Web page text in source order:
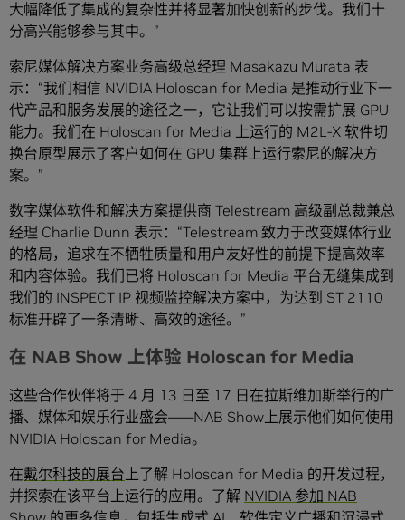
大幅降低了集成的复杂性并将显著加快创新的步伐。我们十
分高兴能够参与其中。”
索尼媒体解决方案业务高级总经理 Masakazu Murata 表
示：“我们相信 NVIDIA Holoscan for Media 是推动行业下一
代产品和服务发展的途径之一，它让我们可以按需扩展 GPU
能力。我们在 Holoscan for Media 上运行的 M2L-X 软件切
换台原型展示了客户如何在 GPU 集群上运行索尼的解决方
案。”
数字媒体软件和解决方案提供商 Telestream 高级副总裁兼总
经理 Charlie Dunn 表示：“Telestream 致力于改变媒体行业
的格局，追求在不牺牲质量和用户友好性的前提下提高效率
和内容体验。我们已将 Holoscan for Media 平台无缝集成到
我们的 INSPECT IP 视频监控解决方案中，为达到 ST 2110
标准开辟了一条清晰、高效的途径。”
在 NAB Show 上体验 Holoscan for Media
这些合作伙伴将于 4 月 13 日至 17 日在拉斯维加斯举行的广
播、媒体和娱乐行业盛会——NAB Show上展示他们如何使用
NVIDIA Holoscan for Media。
在戴尔科技的展台 上了解 Holoscan for Media 的开发过程，
并探索在该平台上运行的应用。了解 NVIDIA 参加 NAB